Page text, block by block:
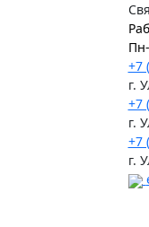
+7
г.
+7
г.
+7
г.